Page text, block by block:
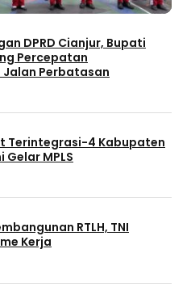
DPRD Cianjur, Bupati
Percepatan
Jalan Perbatasan
Terintegrasi-4 Kabupaten
Gelar MPLS
RTLH, TNI
Kerja